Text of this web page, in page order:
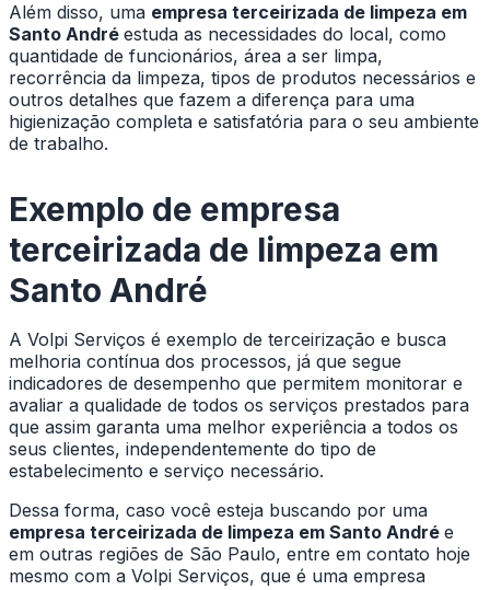
Além disso, uma empresa terceirizada de limpeza em
Santo André estuda as necessidades do local, como
quantidade de funcionários, área a ser limpa,
recorrência da limpeza, tipos de produtos necessários e
outros detalhes que fazem a diferença para uma
higienização completa e satisfatória para o seu ambiente
de trabalho.
Exemplo de empresa
terceirizada de limpeza em
Santo André
A Volpi Serviços é exemplo de terceirização e busca
melhoria contínua dos processos, já que segue
indicadores de desempenho que permitem monitorar e
avaliar a qualidade de todos os serviços prestados para
que assim garanta uma melhor experiência a todos os
seus clientes, independentemente do tipo de
estabelecimento e serviço necessário.
Dessa forma, caso você esteja buscando por uma
empresa terceirizada de limpeza em Santo André e
em outras regiões de São Paulo, entre em contato hoje
mesmo com a Volpi Serviços, que é uma empresa